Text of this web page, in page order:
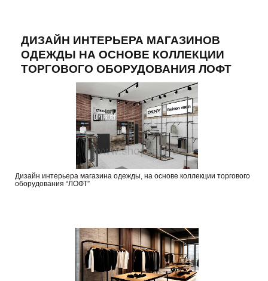
ДИЗАЙН ИНТЕРЬЕРА МАГАЗИНОВ
ОДЕЖДЫ НА ОСНОВЕ КОЛЛЕКЦИИ
ТОРГОВОГО ОБОРУДОВАНИЯ ЛОФТ
Дизайн интерьера магазина одежды, на основе коллекции торгового
оборудования “ЛОФТ”